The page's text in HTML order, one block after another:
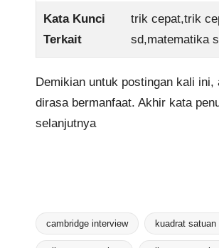
Kata Kunci
Terkait
trik cepat,trik
sd,matematika
Demikian untuk postingan kali
dirasa bermanfaat. Akhir kata
selanjutnya
Tags:
cambridge interview kuadrat satuan